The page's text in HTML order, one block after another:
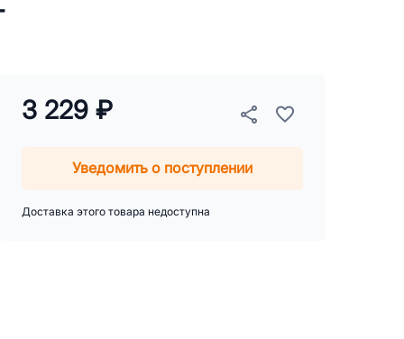
3 229 ₽
Уведомить о поступлении
Доставка этого товара недоступна